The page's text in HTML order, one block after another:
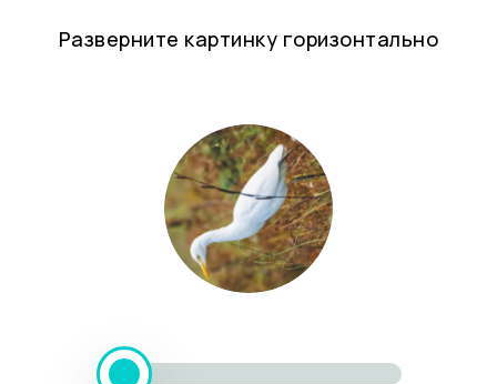
Разверните картинку горизонтально